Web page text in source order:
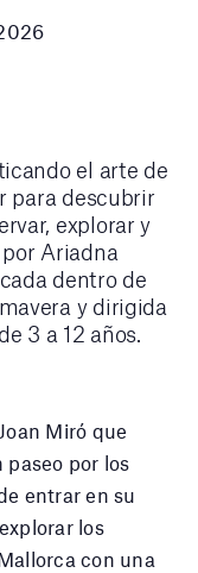
el arte de
para descubrir
explorar y
Ariadna
dentro de
y dirigida
3 a 12 años.
Miró que
paseo por los
entrar en su
los
con una